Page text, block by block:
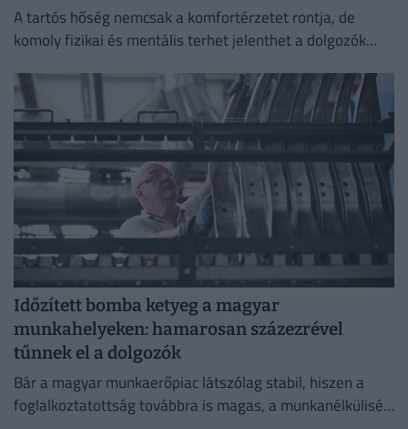
A tartós hőség nemcsak a komfortérzetet rontja, de
komoly fizikai és mentális terhet jelenthet a dolgozók
Időzített bomba ketyeg a magyar
munkahelyeken: hamarosan százezrével
tűnnek el a dolgozók
Bár a magyar munkaerőpiac látszólag stabil, hiszen a
foglalkoztatottság továbbra is magas, a munkanélküliség